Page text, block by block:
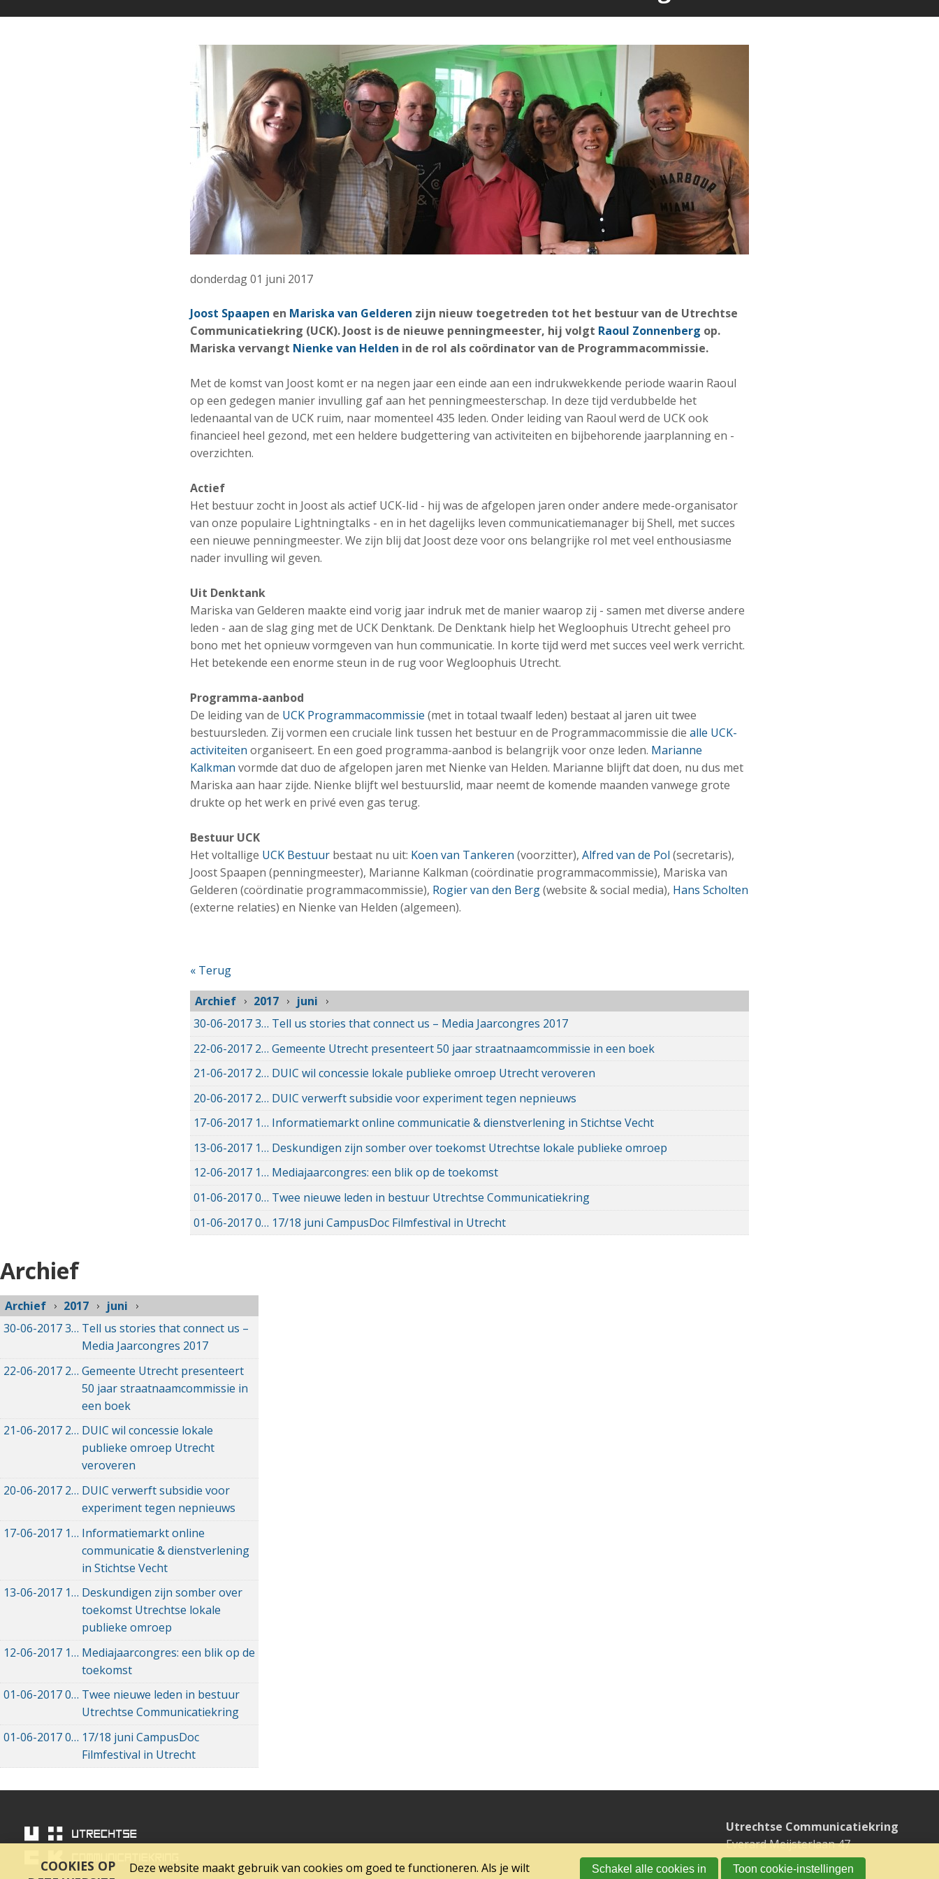
donderdag 01 juni 2017
Joost Spaapen en Mariska van Gelderen zijn nieuw toegetreden tot het bestuur van de Utrechtse
Communicatiekring (UCK). Joost is de nieuwe penningmeester, hij volgt Raoul Zonnenberg op.
Mariska vervangt Nienke van Helden in de rol als coördinator van de Programmacommissie.
Met de komst van Joost komt er na negen jaar een einde aan een indrukwekkende periode waarin Raoul
op een gedegen manier invulling gaf aan het penningmeesterschap. In deze tijd verdubbelde het
ledenaantal van de UCK ruim, naar momenteel 435 leden. Onder leiding van Raoul werd de UCK ook
financieel heel gezond, met een heldere budgettering van activiteiten en bijbehorende jaarplanning en -
overzichten.
Actief
Het bestuur zocht in Joost als actief UCK-lid - hij was de afgelopen jaren onder andere mede-organisator
van onze populaire Lightningtalks - en in het dagelijks leven communicatiemanager bij Shell, met succes
een nieuwe penningmeester. We zijn blij dat Joost deze voor ons belangrijke rol met veel enthousiasme
nader invulling wil geven.
Uit Denktank
Mariska van Gelderen maakte eind vorig jaar indruk met de manier waarop zij - samen met diverse andere
leden - aan de slag ging met de UCK Denktank. De Denktank hielp het Wegloophuis Utrecht geheel pro
bono met het opnieuw vormgeven van hun communicatie. In korte tijd werd met succes veel werk verricht.
Het betekende een enorme steun in de rug voor Wegloophuis Utrecht.
Programma-aanbod
De leiding van de UCK Programmacommissie (met in totaal twaalf leden) bestaat al jaren uit twee
bestuursleden. Zij vormen een cruciale link tussen het bestuur en de Programmacommissie die alle UCK-
activiteiten organiseert. En een goed programma-aanbod is belangrijk voor onze leden. Marianne
Kalkman vormde dat duo de afgelopen jaren met Nienke van Helden. Marianne blijft dat doen, nu dus met
Mariska aan haar zijde. Nienke blijft wel bestuurslid, maar neemt de komende maanden vanwege grote
drukte op het werk en privé even gas terug.
Bestuur UCK
Het voltallige UCK Bestuur bestaat nu uit: Koen van Tankeren (voorzitter), Alfred van de Pol (secretaris),
Joost Spaapen (penningmeester), Marianne Kalkman (coördinatie programmacommissie), Mariska van
Gelderen (coördinatie programmacommissie), Rogier van den Berg(website & social media), Hans Scholten
(externe relaties) en Nienke van Helden (algemeen).
« Terug
Archief
2017
juni
30-06-201730-06-2017 14:25
Tell us stories that connect us – Media Jaarcongres 2017
22-06-2017 22-06-2017 09:51
Gemeente Utrecht presenteert 50 jaar straatnaamcommissie in een boek
21-06-2017 21-06-2017 20:08
DUIC wil concessie lokale publieke omroep Utrecht veroveren
20-06-2017 20-06-2017 14:35
DUIC verwerft subsidie voor experiment tegen nepnieuws
17-06-2017 17-06-2017 14:45
Informatiemarkt online communicatie & dienstverlening in Stichtse Vecht
13-06-2017 13-06-2017 20:12
Deskundigen zijn somber over toekomst Utrechtse lokale publieke omroep
12-06-2017 12-06-2017 11:59
Mediajaarcongres: een blik op de toekomst
01-06-201701-06-2017 15:39
Twee nieuwe leden in bestuur Utrechtse Communicatiekring
01-06-201701-06-2017 12:11 17/18 juni CampusDoc Filmfestival in Utrecht
Archief
Archief 2017
juni
30-06-201730-06-2017 14:25
Tell us stories that connect us –
Media Jaarcongres 2017
22-06-2017 22-06-2017 09:51
Gemeente Utrecht presenteert
50 jaar straatnaamcommissie in
een boek
21-06-2017 21-06-2017 20:08
DUIC wil concessie lokale
publieke omroep Utrecht
veroveren
20-06-2017 20-06-2017 14:35
DUIC verwerft subsidie voor
experiment tegen nepnieuws
17-06-2017 17-06-2017 14:45
Informatiemarkt online
communicatie & dienstverlening
in Stichtse Vecht
13-06-2017 13-06-2017 20:12
Deskundigen zijn somber over
toekomst Utrechtse lokale
publieke omroep
12-06-2017 12-06-2017 11:59
Mediajaarcongres: een blik op de
toekomst
01-06-201701-06-2017 15:39
Twee nieuwe leden in bestuur
Utrechtse Communicatiekring
01-06-201701-06-2017 12:11
17/18 juni CampusDoc
Filmfestival in Utrecht
Utrechtse Communicatiekring
Everard Meijsterlaan 47
3533 CK UTRECHT
COOKIES OP
Deze website maakt gebruik van cookies om goed te functioneren. Als je wilt
Schakel alle cookies in Toon cookie-instellingen